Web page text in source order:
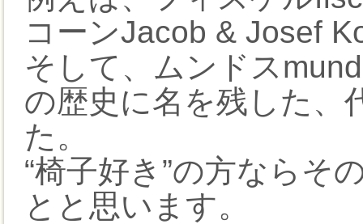
コーンJacob & Josef
そして、ムンドス
の歴史に名を残した、
た。
“椅子好き”の方ならそ
とと思います。